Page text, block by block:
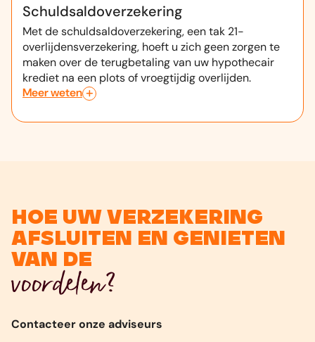
Schuldsaldoverzekering
Met de schuldsaldoverzekering, een tak 21-
overlijdensverzekering, hoeft u zich geen zorgen te
maken over de terugbetaling van uw hypothecair
krediet na een plots of vroegtijdig overlijden.
Meer weten
Hoe uw verzekering
afsluiten en genieten
van de
voordelen?
Contacteer onze adviseurs